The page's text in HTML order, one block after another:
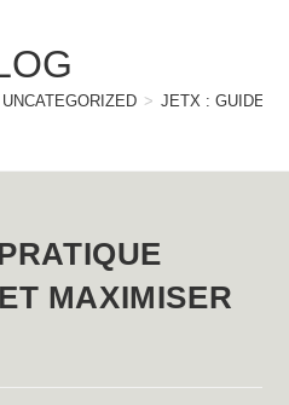
UNCATEGORIZED > JETX : GUIDE
MAXIMISER